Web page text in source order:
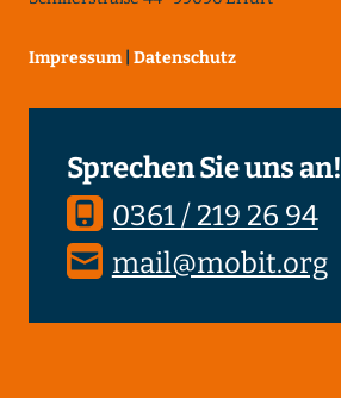
Impressum Datenschutz
Sprechen Sie uns an!
0361 / 219 26 94
mail@mobit.org